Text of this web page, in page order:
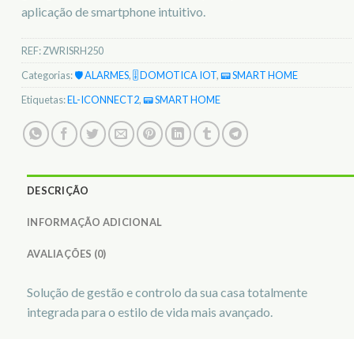
aplicação de smartphone intuitivo.
REF:ZWRISRH250
Categorias:🛡️ ALARMES,🎚️ DOMOTICA IOT,📟 SMART HOME
Etiquetas:EL-ICONNECT2,📟 SMART HOME
DESCRIÇÃO
INFORMAÇÃO ADICIONAL
AVALIAÇÕES (0)
Solução de gestão e controlo da sua casa totalmente
integrada para o estilo de vida mais avançado.